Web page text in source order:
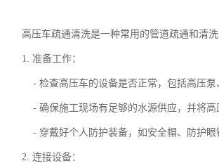
高压车疏通清洗是一种常用的管道疏通和清
1. 准备工作：
- 检查高压车的设备是否正常，包括高压泵
- 确保施工现场有足够的水源供应，并将高
- 穿戴好个人防护装备，如安全帽、防护眼
2. 连接设备：